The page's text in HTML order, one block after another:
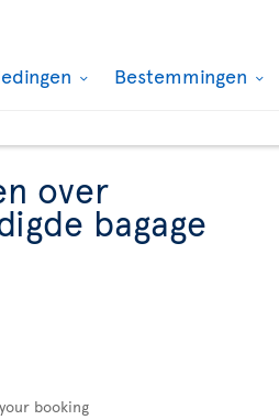
Bestemmingen
over
bagage
booking